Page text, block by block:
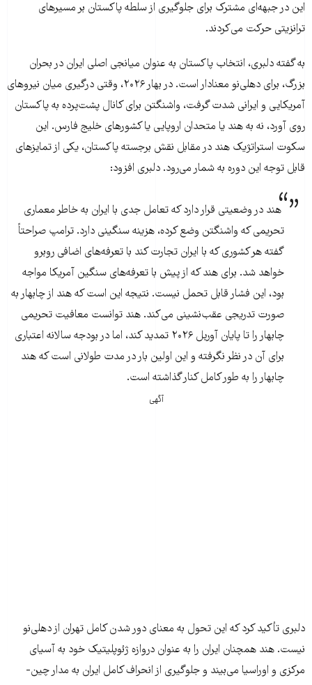
این در جبهه‌ای مشترک برای جلوگیری از سلطه پاکستان بر مسیرهای
ترانزیتی حرکت می‌کردند.
به گفته دلبری، انتخاب پاکستان به عنوان میانجی اصلی ایران در بحران
بزرگ، برای دهلی‌نو معنادار است. در بهار ۲۰۲۶، وقتی درگیری میان نیروهای
آمریکایی و ایرانی شدت گرفت، واشنگتن برای کانال پشت‌پرده به پاکستان
روی آورد، نه به هند یا متحدان اروپایی یا کشورهای خلیج فارس. این
سکوت استراتژیک هند در مقابل نقش برجسته پاکستان، یکی از تمایزهای
قابل توجه این دوره به شمار می‌رود. دلبری افزود:
هند در وضعیتی قرار دارد که تعامل جدی با ایران به خاطر معماری
تحریمی که واشنگتن وضع کرده، هزینه سنگینی دارد. ترامپ صراحتاً
گفته هر کشوری که با ایران تجارت کند با تعرفه‌های اضافی روبرو
خواهد شد. برای هند که از پیش با تعرفه‌های سنگین آمریکا مواجه
بود، این فشار قابل تحمل نیست. نتیجه این است که هند از چابهار به
صورت تدریجی عقب‌نشینی می‌کند. هند توانست معافیت تحریمی
چابهار را تا پایان آوریل ۲۰۲۶ تمدید کند، اما در بودجه سالانه اعتباری
برای آن در نظر نگرفته و این اولین بار در مدت طولانی است که هند
چابهار را به طور کامل کنار گذاشته است.
آگهی
دلبری تأکید کرد که این تحول به معنای دور شدن کامل تهران از دهلی‌نو
نیست. هند همچنان ایران را به عنوان دروازه ژئوپلیتیک خود به آسیای
مرکزی و اوراسیا می‌بیند و جلوگیری از انحراف کامل ایران به مدار چین-